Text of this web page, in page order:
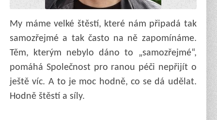
My máme velké štěstí, které nám připadá tak
samozřejmé a tak často na ně zapomínáme.
Těm, kterým nebylo dáno to „samozřejmé“,
pomáhá Společnost pro ranou péči nepřijít o
ještě víc. A to je moc hodně, co se dá udělat.
Hodně štěstí a síly.